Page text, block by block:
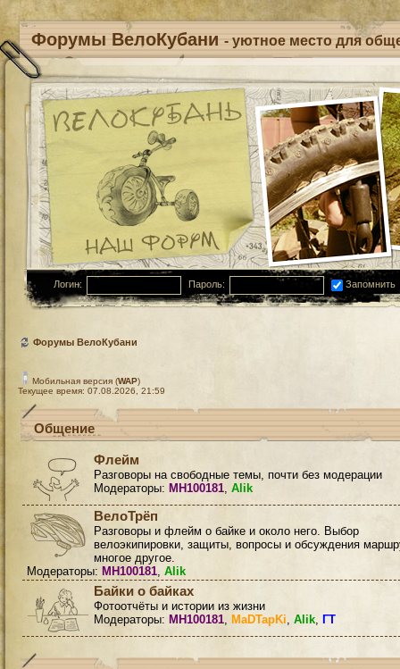
Форумы ВелоКубани - уютное место для
Логин: Пароль: Запомнить
Форумы ВелоКубани
Мобильная версия (WAP)
Текущее время: 07.08.2026, 21:59
Общение
Флейм
Разговоры на свободные темы, почти без модерации
Модераторы: MH100181, Alik
ВелоТрёп
Разговоры и флейм о байке и около него. Выбор
велоэкипировки, защиты, вопросы и обсуждения
многое другое.
Модераторы: MH100181, Alik
Байки о байках
Фотоотчёты и истории из жизни
Модераторы: MH100181, MaDTapKi, Alik, ГТ